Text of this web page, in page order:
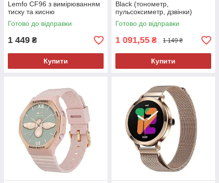
Lemfo CF96 з вимірюванням
тиску та кисню
Готово до відправки
1 449 ₴
Купити
Black (тонометр,
пульсоксиметр, дзвінки)
Готово до відправки
1 091,55 ₴ 1 149 ₴
Купити